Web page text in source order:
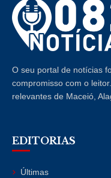
O seu portal de notícias
compromisso com o
relevantes de Maceió,
EDITORIAS
Últimas